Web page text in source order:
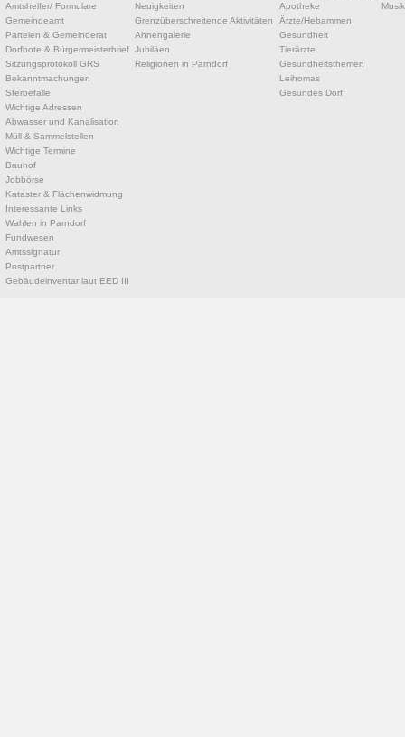
Amtshelfer/ Formulare
Gemeindeamt
Parteien & Gemeinderat
Dorfbote & Bürgermeisterbrief
Sitzungsprotokoll GRS
Bekanntmachungen
Sterbefälle
Wichtige Adressen
Abwasser und Kanalisation
Müll & Sammelstellen
Wichtige Termine
Bauhof
Jobbörse
Kataster & Flächenwidmung
Interessante Links
Wahlen in Parndorf
Fundwesen
Amtssignatur
Postpartner
Gebäudeinventar laut EED III
Neuigkeiten
Grenzüberschreitende Aktivitäten
Ahnengalerie
Jubiläen
Religionen in Parndorf
Apotheke
Ärzte/Hebammen
Gesundheit
Tierärzte
Gesundheitsthemen
Leihomas
Gesundes Dorf